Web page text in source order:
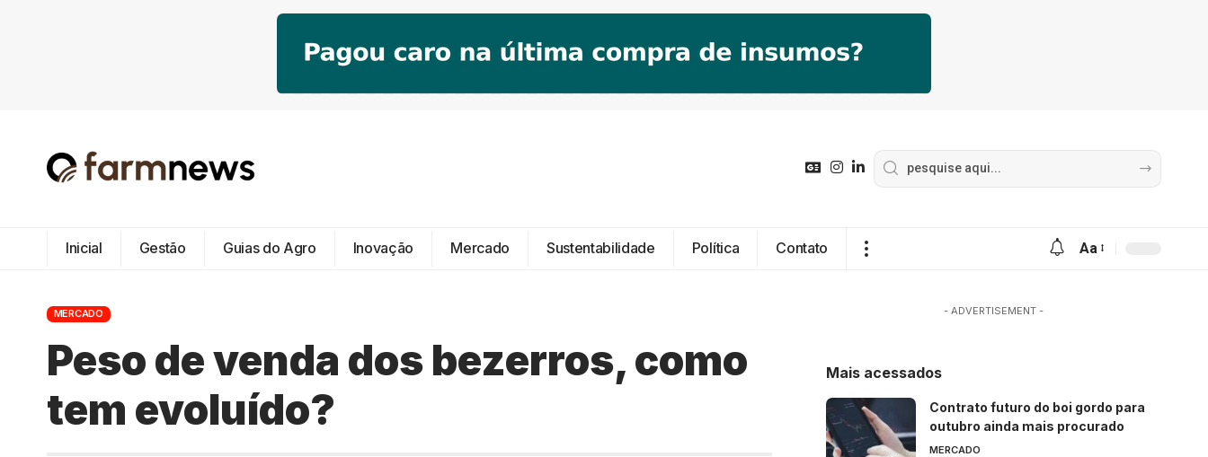
Inicial Gestão Guias do Agro Inovação Mercado Sustentabilidade Política Contato Aa
MERCADO
Peso de venda dos bezerros, como
tem evoluído?
- ADVERTISEMENT -
Mais acessados
Contrato futuro do boi gordo para
outubro ainda mais procurado
MERCADO